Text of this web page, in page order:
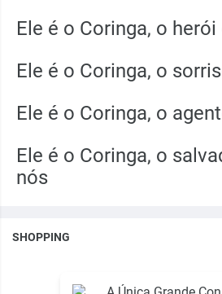
Ele é o Coringa, o
Ele é o Coringa, o
Ele é o Coringa, o
Ele é o Coringa, o
nós
SHOPPING